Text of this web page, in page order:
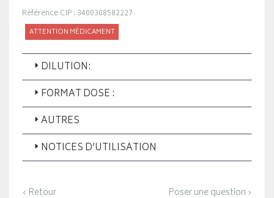
Référence CIP : 3400308582227
ATTENTION MÉDICAMENT
DILUTION:
FORMAT DOSE :
AUTRES
NOTICES D’UTILISATION
‹ Retour Poser une question ›